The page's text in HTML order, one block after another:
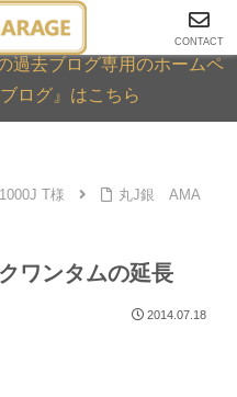
ARCHIVE
過去ブログ専用のホームペ
ログ』はこちら
T様
丸J銀 AMA
ンタムの延長
2014.07.18
CONTACT